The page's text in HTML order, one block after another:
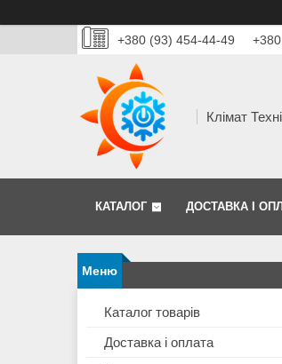
+380 (93) 454-44-49
Клімат
КАТАЛОГ ДОСТАВКА І
Каталог товарів
Доставка і оплата